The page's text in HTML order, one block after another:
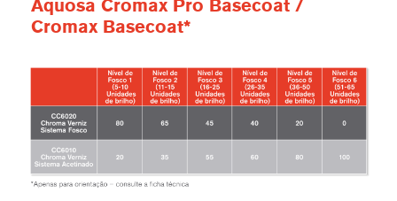
Aquosa Cromax Pro Basecoat /
Cromax Basecoat*